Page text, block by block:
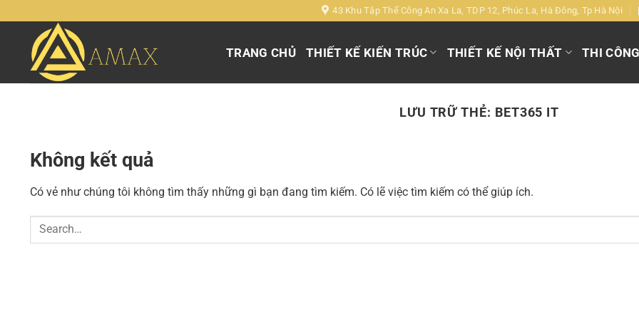
đến
43 Khu Tập Thể Công An Xa La, TDP 12, Phúc La, Hà Đông, Tp Hà Nội
TRANG CHỦ THIẾT KẾ KIẾN TRÚC THIẾT KẾ NỘI THẤT THI
LƯU TRỮ THẺ: BET365 IT
Không kết quả
Có vẻ như chúng tôi không tìm thấy những gì bạn đang tìm kiếm. Có lẽ việc tìm kiếm có thể giúp ích.